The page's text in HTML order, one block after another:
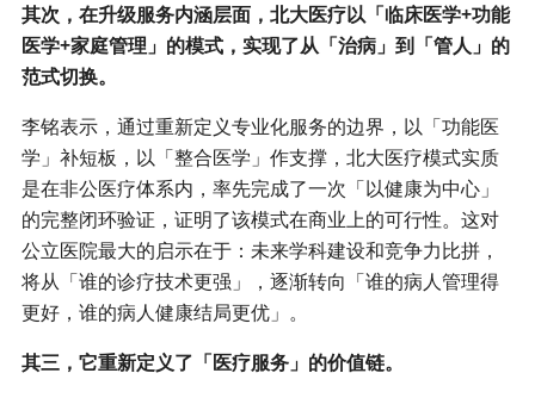
其次，在升级服务内涵层面，北大医疗以「临床医学+功能
医学+家庭管理」的模式，实现了从「治病」到「管人」的
范式切换。
李铭表示，通过重新定义专业化服务的边界，以「功能医
学」补短板，以「整合医学」作支撑，北大医疗模式实质
是在非公医疗体系内，率先完成了一次「以健康为中心」
的完整闭环验证，证明了该模式在商业上的可行性。这对
公立医院最大的启示在于：未来学科建设和竞争力比拼，
将从「谁的诊疗技术更强」，逐渐转向「谁的病人管理得
更好，谁的病人健康结局更优」。
其三，它重新定义了「医疗服务」的价值链。